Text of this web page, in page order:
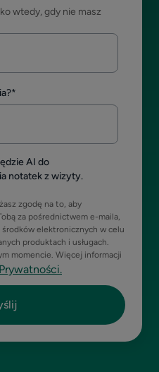
wtedy, gdy nie masz
*
AI do
notatek z wizyty.
zgodę na to, aby
za pośrednictwem e-maila,
elektronicznych w celu
produktach i usługach.
momencie. Więcej informacji